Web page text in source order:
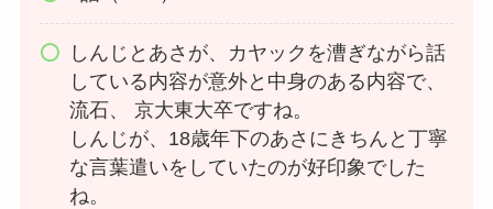
しんじとあさが、カヤックを漕ぎながら話
している内容が意外と中身のある内容で、
流石、 京大東大卒ですね。
しんじが、18歳年下のあさにきちんと丁寧
な言葉遣いをしていたのが好印象でした
ね。